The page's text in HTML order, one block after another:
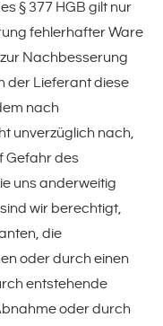
§ 377 HGB gilt nur
fehlerhafter Ware
Nachbesserung
der Lieferant diese
nach
unverzüglich nach,
Gefahr des
uns anderweitig
wir berechtigt,
die
oder durch einen
entstehende
oder durch